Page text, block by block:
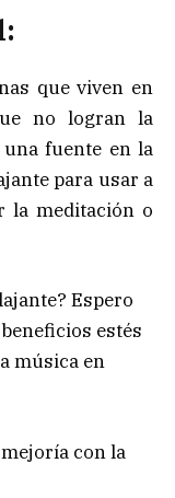
que viven en
no logran la
fuente en la
para usar a
la meditación o
Espero
estés
música en
con la